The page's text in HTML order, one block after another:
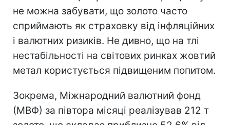
не можна забувати, що золото часто
сприймають як страховку від інфляційних
і валютних ризиків. Не дивно, що на тлі
нестабільності на світових ринках жовтий
метал користується підвищеним попитом.
Зокрема, Міжнародний валютний фонд
(МВФ) за півтора місяці реалізував 212 т